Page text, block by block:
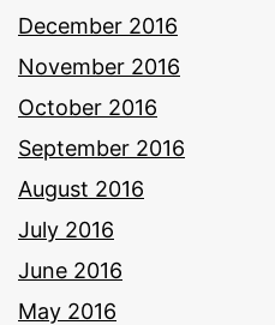
December 2016
November 2016
October 2016
September 2016
August 2016
July 2016
June 2016
May 2016